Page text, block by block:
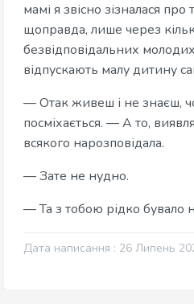
мамі я звісно зізналася
щоправда, лише через
безвідповідальних молодих
відпускають малу дитину
— Отак живеш і не знаєш,
посміхається. — А то,
всякого нарозповідала.
— Зате не нудно.
— Та з тобою рідко бувало
Дата написання : 26 Липень